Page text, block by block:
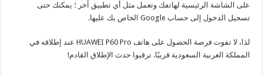
على الشاشة الرئيسية لهاتفك وتعمل مثل أي تطبيق آخر ؛ يمكنك حتى
تسجيل الدخول إلى حساب Google الخاص بك عليها.
لذا، لا تفوت فرصة الحصول على هاتف HUAWEI P60 Pro عند إطلاقه في
المملكة العربية السعودية قريبًا. ترقبوا حدث الإطلاق القادم!